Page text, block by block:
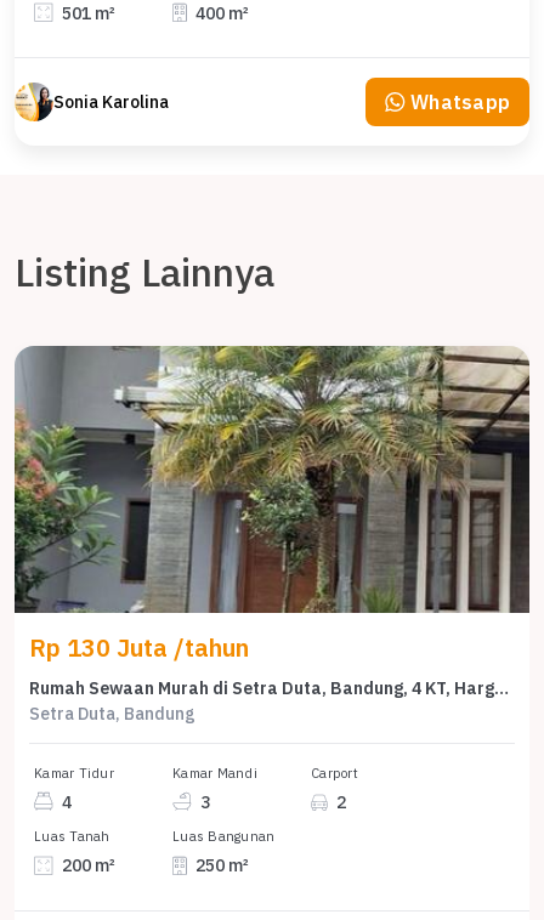
501 m² 400 m²
Sonia Karolina Whatsapp
Listing Lainnya
Rp 130 Juta /tahun
Rumah Sewaan Murah di Setra Duta, Bandung, 4 KT, Harga 130 Juta /tahun
Setra Duta, Bandung
Kamar Tidur
4
Kamar Mandi
3
Carport
2
Luas Tanah
200 m²
Luas Bangunan
250 m²